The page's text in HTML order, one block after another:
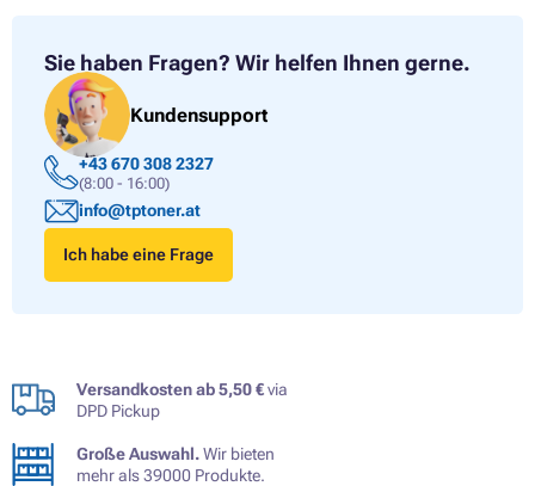
Sie haben Fragen? Wir helfen Ihnen gerne.
Kundensupport
+43 670 308 2327
(8:00 - 16:00)
info@tptoner.at
Ich habe eine Frage
Versandkosten ab 5,50 €via
DPD Pickup
Große Auswahl.Wir bieten
mehr als 39000 Produkte.